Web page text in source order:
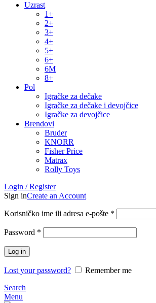
Uzrast
1+
2+
3+
4+
5+
6+
6M
8+
Pol
Igračke za dečake
Igračke za dečake i devojčice
Igračke za devojčice
Brendovi
Bruder
KNORR
Fisher Price
Matrax
Rolly Toys
Login / Register
Sign inCreate an Account
Korisničko ime ili adresa e-pošte *
Password *
Log in
Lost your password?
Remember me
Search
Menu